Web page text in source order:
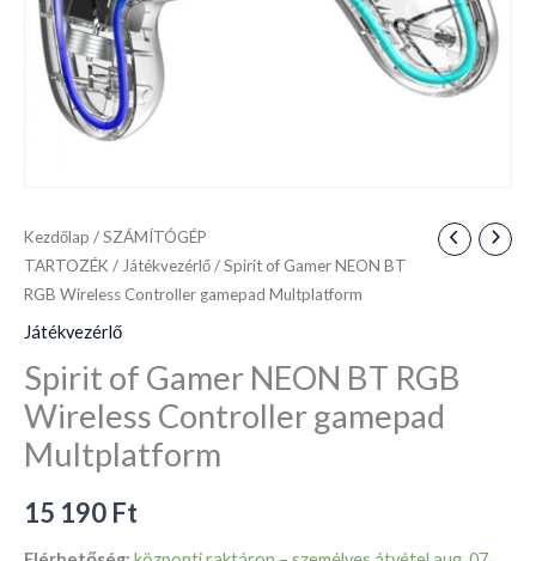
Kezdőlap /SZÁMÍTÓGÉP
TARTOZÉK / Játékvezérlő/ Spirit of Gamer NEON BT
RGB Wireless Controller gamepad Multplatform
Játékvezérlő
Spirit of Gamer NEON BT RGB
Wireless Controller gamepad
Multplatform
15 190 Ft
Multplatform
mennyiség